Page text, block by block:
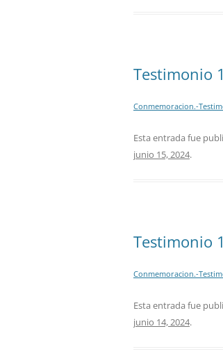
Testimonio
Conmemoracion.-
Esta entrada fue
junio 15, 2024.
Testimonio
Conmemoracion.-
Esta entrada fue
junio 14, 2024.